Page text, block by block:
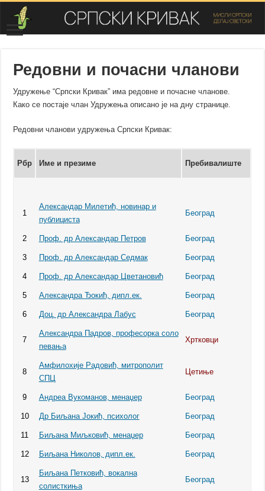
Редовни и почасни чланови
Удружење “Српски Кривак” има редовне и почасне чланове.
Како се постаје члан Удружења описано је на дну странице.
Редовни чланови удружења Српски Кривак:
Рбр Име и презиме Пребивалиште
1
Александар Милетић, новинар и
публициста
Београд
2 Проф. др Александар Петров Београд
3 Проф. др Александар Седмак Београд
4 Проф. др Александар Цветановић Београд
5 Александра Ђокић, дипл.ек. Београд
6 Доц. др Александра Лабус Београд
7
Александра Падров, професорка соло
певања
Хртковци
8
Амфилохије Радовић, митрополит
СПЦ
Цетиње
9 Андреа Вукоманов, менаџер Београд
10 Др Биљана Јокић, психолог Београд
11 Биљана Миљковић, менаџер Београд
12 Биљана Николов, дипл.ек. Београд
13
Биљана Петковић, вокална
солисткиња
Београд